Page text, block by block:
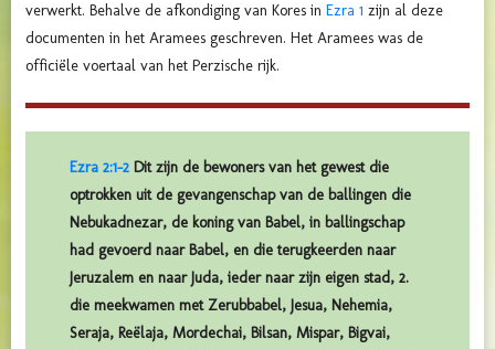
verwerkt. Behalve de afkondiging van Kores in Ezra 1 zijn al deze
documenten in het Aramees geschreven. Het Aramees was de
officiële voertaal van het Perzische rijk.
Ezra 2:1-2 Dit zijn de bewoners van het gewest die
optrokken uit de gevangenschap van de ballingen die
Nebukadnezar, de koning van Babel, in ballingschap
had gevoerd naar Babel, en die terugkeerden naar
Jeruzalem en naar Juda, ieder naar zijn eigen stad, 2.
die meekwamen met Zerubbabel, Jesua, Nehemia,
Seraja, Reëlaja, Mordechai, Bilsan, Mispar, Bigvai,